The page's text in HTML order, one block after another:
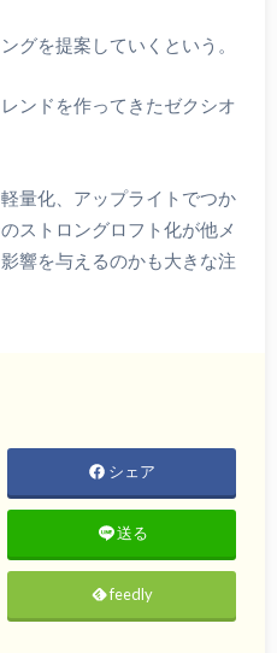
グを提案していくという。
ンドを作ってきたゼクシオ
量化、アップライトでつか
ストロングロフト化が他メ
響を与えるのかも大きな注
シェア
送る
feedly